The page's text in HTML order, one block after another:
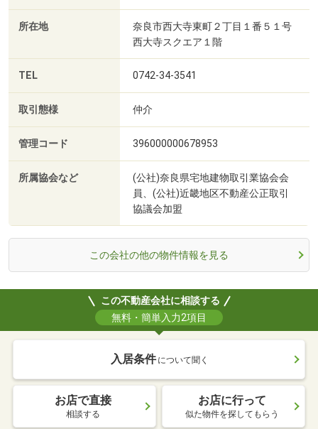
所在地
奈良市西大寺東町２丁目１番５１号
西大寺スクエア１階
TEL 0742-34-3541
取引態様 仲介
管理コード 396000000678953
所属協会など
(公社)奈良県宅地建物取引業協会会
員、(公社)近畿地区不動産公正取引
協議会加盟
この会社の他の物件情報を見る
この不動産会社に相談する
無料・簡単入力2項目
入居条件 について聞く
お店で直接
相談する
お店に行って
似た物件を探してもらう